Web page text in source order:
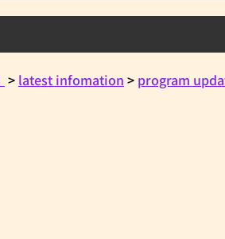
> latest infomation > program